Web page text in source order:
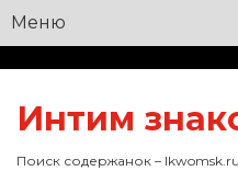
Меню
Интим
Поиск содержанок – lkwomsk.ru